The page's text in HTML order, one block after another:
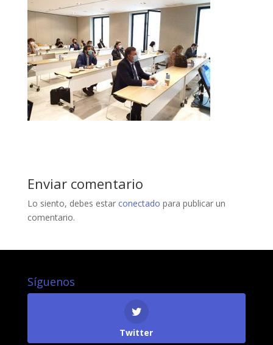
Enviar comentario
Lo siento, debes estar conectado para publicar un
comentario.
Síguenos
Twitter